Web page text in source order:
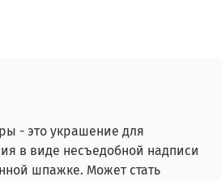
- это украшение для
в виде несъедобной надписи
шпажке. Может стать